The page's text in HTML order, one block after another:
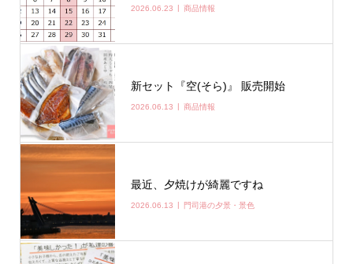
2026.06.23 商品情報
新セット『空(そら)』 販売開始
2026.06.13 商品情報
最近、夕焼けが綺麗ですね
2026.06.13 門司港の夕景・景色